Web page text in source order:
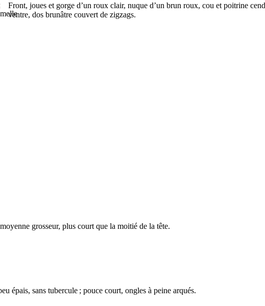
Front, joues et gorge d’un roux clair, nuque d’un brun roux, cou et poitrine
ventre, dos brunâtre couvert de zigzags.
grosseur, plus court que la moitié de la tête.
épais, sans tubercule ; pouce court, ongles à peine arqués.